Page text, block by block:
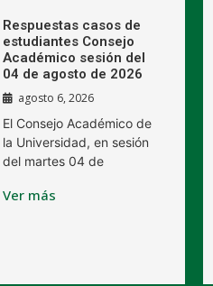
Respuestas casos de
estudiantes Consejo
Académico sesión del
04 de agosto de 2026
agosto 6, 2026
El Consejo Académico de
la Universidad, en sesión
del martes 04 de
Ver más